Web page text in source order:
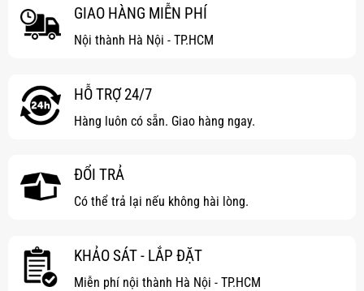
GIAO HÀNG MIỄN PHÍ
Nội thành Hà Nội - TP.HCM
HỖ TRỢ 24/7
Hàng luôn có sẵn. Giao hàng ngay.
ĐỔI TRẢ
Có thể trả lại nếu không hài lòng.
KHẢO SÁT - LẮP ĐẶT
Miễn phí nội thành Hà Nội - TP.HCM